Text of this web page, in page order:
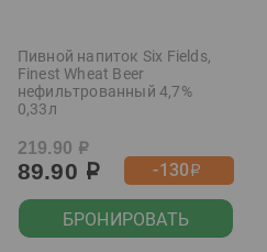
Пивной напиток Six Fields,
Finest Wheat Beer
нефильтрованный 4,7%
0,33л
219.90 р
89.90 р -130р
БРОНИРОВАТЬ